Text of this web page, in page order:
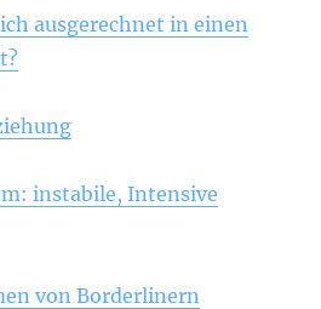
ausgerechnet in einen
instabile, Intensive
von Borderlinern